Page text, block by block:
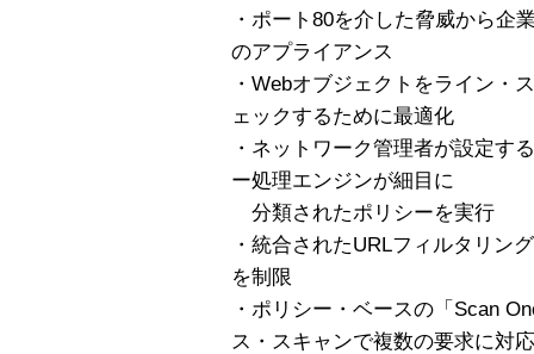
・ポート80を介した脅威から企
のアプライアンス
・Webオブジェクトをライン・
ェックするために最適化
・ネットワーク管理者が設定す
ー処理エンジンが細目に
分類されたポリシーを実行
・統合されたURLフィルタリン
を制限
・ポリシー・ベースの「Scan
ス・スキャンで複数の要求に対